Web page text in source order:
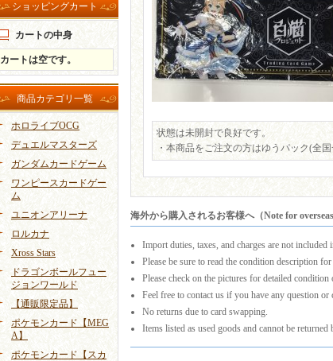
ショッピングカート
カートの中身
カートは空です。
商品カテゴリ一覧
ホロライブOCG
デュエルマスターズ
ガンダムカードゲーム
ワンピースカードゲー
ム
ユニオンアリーナ
ロルカナ
Xross Stars
ドラゴンボールフュー
ジョンワールド
【通販限定品】
ポケモンカード【MEG
A】
ポケモンカード【スカ
状態は未開封で良好です。
・本商品をご注文の方はゆうパック(全
海外から購入されるお客様へ（Note for overseas
Import duties, taxes, and charges are not
Please be sure to read the condition description
Please check on the pictures for detailed condition
Feel free to contact us if you have any question or
No returns due to card swapping.
Items listed as used goods and cannot be